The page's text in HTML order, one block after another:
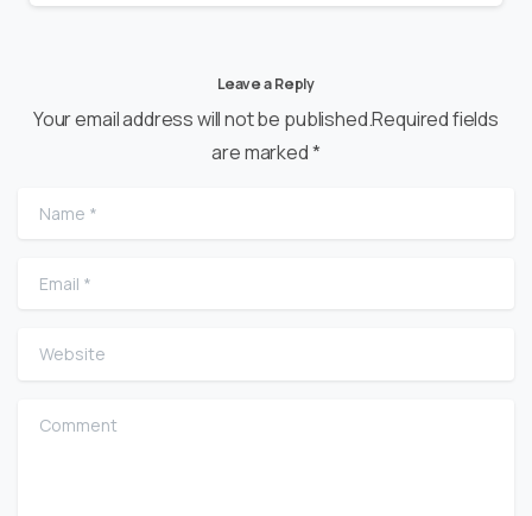
Leave a Reply
Your email address will not be published.Required fields
are marked *
Name
Email
Website
Comment